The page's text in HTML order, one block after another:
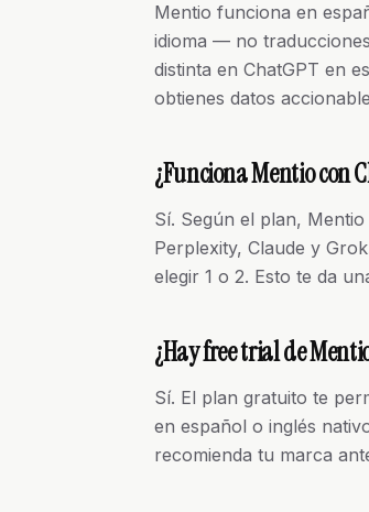
Mentio funciona en
idioma — no
distinta en ChatGPT en
obtienes datos
¿Funciona Mentio con
Sí. Según el plan,
Perplexity, Claude y
elegir 1 o 2. Esto te da
¿Hay free trial de
Sí. El plan gratuito te
en español o inglés
recomienda tu marca